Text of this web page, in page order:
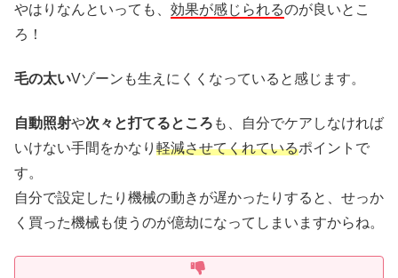
やはりなんといっても、 効果が感じられるのが良いとこ
ろ！
毛の太いVゾーンも生えにくくなっていると感じます。
自動照射や次々と打てるところ も、自分でケアしなければ
いけない手間をかなり 軽減させてくれているポイントで
す。
自分で設定したり機械の動きが遅かったりすると、せっか
く買った機械も使うのが億劫になってしまいますからね。